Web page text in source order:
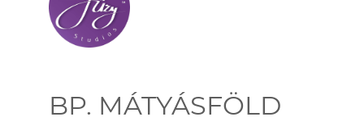
BP. MÁTYÁSFÖLD